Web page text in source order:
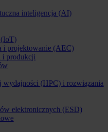
inteligencja (AI)
(IoT)
i projektowanie (AEC)
i produkcji
wydajności (HPC) i rozwiązania
elektronicznych (ESD)